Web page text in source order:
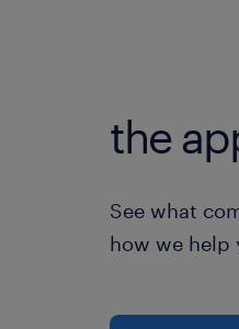
the
See what
how we help